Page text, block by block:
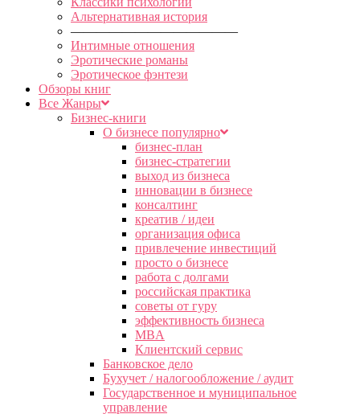
Альтернативная история
—————————————
Интимные отношения
Эротические романы
Эротическое фэнтези
Обзоры книг
Все Жанры
Бизнес-книги
О бизнесе популярно
бизнес-план
бизнес-стратегии
выход из бизнеса
инновации в бизнесе
консалтинг
креатив / идеи
организация офиса
привлечение инвестиций
просто о бизнесе
работа с долгами
российская практика
советы от гуру
эффективность бизнеса
MBA
Клиентский сервис
Банковское дело
Бухучет / налогообложение / аудит
Государственное и муниципальное
управление